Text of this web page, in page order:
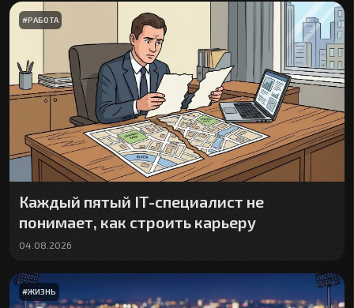
#РАБОТА
Каждый пятый IT-специалист не
понимает, как строить карьеру
04.08.2026
#ЖИЗНЬ